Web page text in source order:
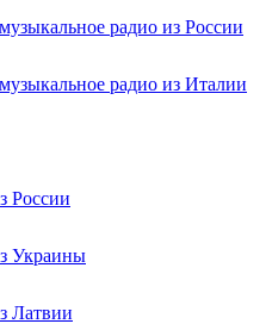
радио из России
радио из Италии
России
Украины
Латвии